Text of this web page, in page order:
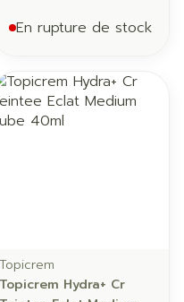
En rupture de stock
Topicrem
Topicrem Hydra+ Cr